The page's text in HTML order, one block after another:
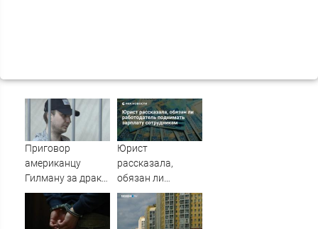
Приговор
американцу
Гилману за драки
в воронежском
потребовали
Юрист
рассказала,
обязан ли
работодатель
поднимать
зарплату